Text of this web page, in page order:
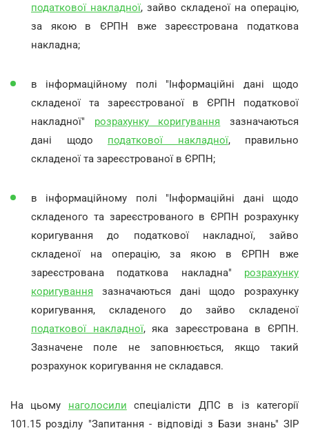
податкової накладної, зайво складеної на операцію,
за якою в ЄРПН вже зареєстрована податкова
накладна;
в інформаційному полі "Інформаційні дані щодо
складеної та зареєстрованої в ЄРПН податкової
накладної" розрахунку коригування зазначаються
дані щодо податкової накладної, правильно
складеної та зареєстрованої в ЄРПН;
в інформаційному полі "Інформаційні дані щодо
складеного та зареєстрованого в ЄРПН розрахунку
коригування до податкової накладної, зайво
складеної на операцію, за якою в ЄРПН вже
зареєстрована податкова накладна" розрахунку
коригування зазначаються дані щодо розрахунку
коригування, складеного до зайво складеної
податкової накладної, яка зареєстрована в ЄРПН.
Зазначене поле не заповнюється, якщо такий
розрахунок коригування не складався.
На цьому наголосили спеціалісти ДПС в із категорії
101.15 розділу "Запитання - відповіді з Бази знань" ЗІР